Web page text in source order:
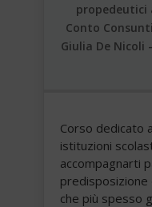
propedeutici
Conto
Giulia De Nicoli
Corso dedicato
istituzioni
accompagnarti
che più spesso